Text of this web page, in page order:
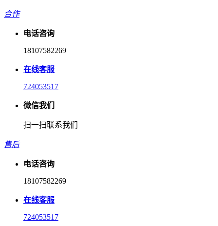
合作
电话咨询
18107582269
在线客服
724053517
微信我们
扫一扫联系我们
售后
电话咨询
18107582269
在线客服
724053517